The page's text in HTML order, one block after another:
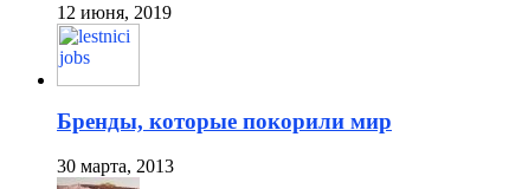
12 июня, 2019
Бренды, которые покорили мир
30 марта, 2013